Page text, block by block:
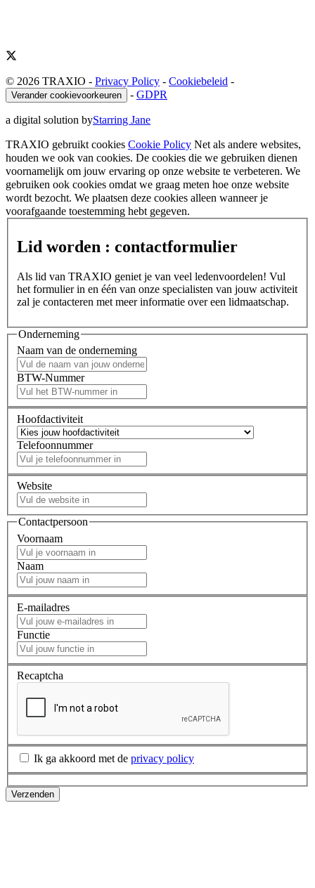
© 2026 TRAXIO - Privacy Policy - Cookiebeleid -
Verander cookievoorkeuren - GDPR
a digital solution byStarring Jane
TRAXIO gebruikt cookies Cookie Policy Net als andere websites,
houden we ook van cookies. De cookies die we gebruiken dienen
voornamelijk om jouw ervaring op onze website te verbeteren. We
gebruiken ook cookies omdat we graag meten hoe onze website
wordt bezocht. We plaatsen deze cookies alleen wanneer je
voorafgaande toestemming hebt gegeven.
Lid worden : contactformulier
Als lid van TRAXIO geniet je van veel ledenvoordelen! Vul
het formulier in en één van onze specialisten van jouw activiteit
zal je contacteren met meer informatie over een lidmaatschap.
Onderneming
Naam van de onderneming
BTW-Nummer
Hoofdactiviteit
Telefoonnummer
Website
Contactpersoon
Voornaam
Naam
E-mailadres
Functie
Recaptcha
Ik ga akkoord met de privacy policy